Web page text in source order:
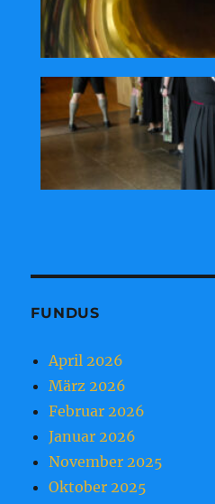
FUNDUS
April 2026
März 2026
Februar 2026
Januar 2026
November 2025
Oktober 2025